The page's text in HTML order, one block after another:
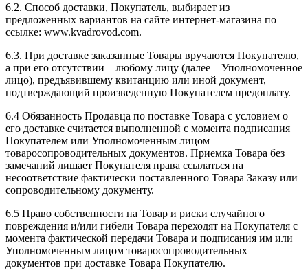
6.2. Способ доставки, Покупатель, выбирает из
предложенных вариантов на сайте интернет-магазина по
ссылке: www.kvadrovod.com.
6.3. При доставке заказанные Товары вручаются Покупателю,
а при его отсутствии – любому лицу (далее – Уполномоченное
лицо), предъявившему квитанцию или иной документ,
подтверждающий произведенную Покупателем предоплату.
6.4 Обязанность Продавца по поставке Товара с условием о
его доставке считается выполненной с момента подписания
Покупателем или Уполномоченным лицом
товаросопроводительных документов. Приемка Товара без
замечаний лишает Покупателя права ссылаться на
несоответствие фактически поставленного Товара Заказу или
сопроводительному документу.
6.5 Право собственности на Товар и риски случайного
повреждения и/или гибели Товара переходят на Покупателя с
момента фактической передачи Товара и подписания им или
Уполномоченным лицом товаросопроводительных
документов при доставке Товара Покупателю.